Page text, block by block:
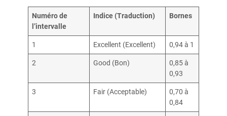
Numéro de
l’intervalle
Indice (Traduction) Bornes
1 Excellent (Excellent) 0,94 à 1
2 Good (Bon)
0,85 à
0,93
3 Fair (Acceptable)
0,70 à
0,84